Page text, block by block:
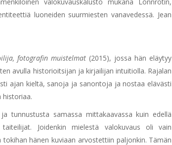
valokuvauskalusto mukana Lönnrotin,
luoneiden suurmiesten vanavedessä. Jean
fotografin muistelmat (2015), jossa hän eläytyy
avulla historioitsijan ja kirjailijan intuitiolla. Rajalan
ajan kieltä, sanoja ja sanontoja ja nostaa elävästi
historiaa.
tunnustusta samassa mittakaavassa kuin edellä
Joidenkin mielestä valokuvaus oli vain
hänen kuviaan arvostettiin paljonkin. Tämän